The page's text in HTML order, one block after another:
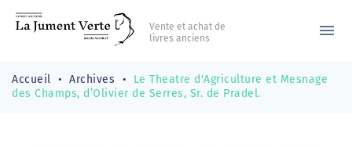
Vente et achat de
livres anciens
menu
Accueil Archives
Le Theatre d'Agriculture et Mesnage
des Champs, d’Olivier de Serres, Sr. de Pradel.